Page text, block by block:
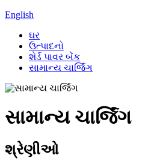
English
ઘર
ઉત્પાદનો
શેર્ડ પાવર બેંક
સામાન્ય ચાર્જિંગ
સામાન્ય ચાર્જિંગ
શ્રેણીઓ